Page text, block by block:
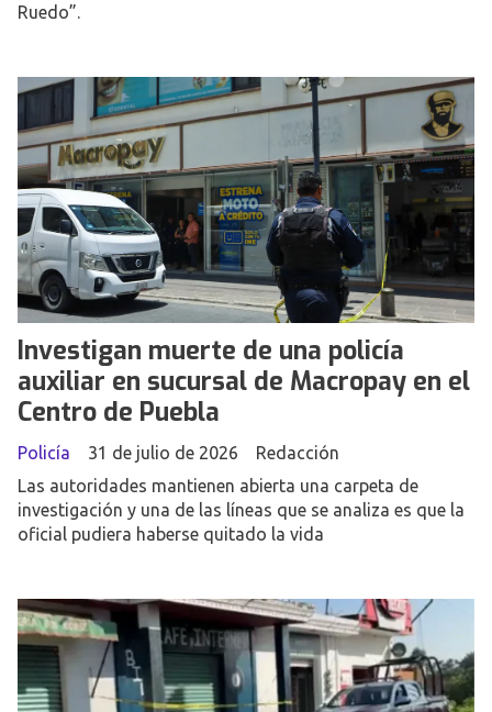
Ruedo”.
Investigan muerte de una policía
auxiliar en sucursal de Macropay en el
Centro de Puebla
Redacción
Policía
31 de julio de 2026
Las autoridades mantienen abierta una carpeta de
investigación y una de las líneas que se analiza es que la
oficial pudiera haberse quitado la vida